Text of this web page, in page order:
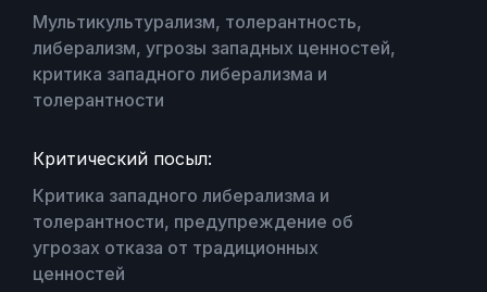
Мультикультурализм, толерантность,
либерализм, угрозы западных ценностей,
критика западного либерализма и
толерантности
Критический посыл:
Критика западного либерализма и
толерантности, предупреждение об
угрозах отказа от традиционных
ценностей